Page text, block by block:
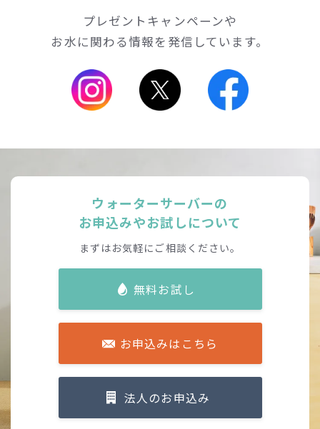
プレゼントキャンペーンや
お水に関わる情報を発信しています。
ウォーターサーバーの
お申込みやお試しについて
まずはお気軽にご相談ください。
無料お試し
お申込みはこちら
法人のお申込み